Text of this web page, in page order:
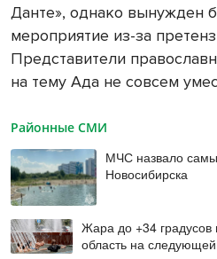
Данте», однако вынужден
мероприятие из-за
Представители
на тему Ада не совсем
Районные СМИ
МЧС назвало
Новосибирска
Жара до +34 градусов
область на